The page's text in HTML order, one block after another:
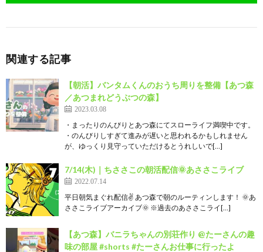
関連する記事
【朝活】バンタムくんのおうち周りを整備【あつ森
／あつまれどうぶつの森】
2023.03.08
・まったりのんびりとあつ森にてスローライフ満喫中です。
・のんびりしすぎて進みが遅いと思われるかもしれません
が、ゆっくり見守っていただけるとうれしいで[…]
7/14(木)｜ちささこの朝活配信🌞あささこライブ
2022.07.14
平日朝気まぐれ配信✌ あつ森で朝のルーティンします！ 🌞あ
ささこライブアーカイブ🌞 ※過去のあささこライ[…]
【あつ森】バニラちゃんの別荘作り @たーさんの趣
味の部屋 #shorts #たーさんお仕事に行ったよ